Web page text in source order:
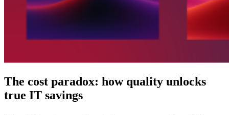
The cost paradox: how quality unlocks
true IT savings